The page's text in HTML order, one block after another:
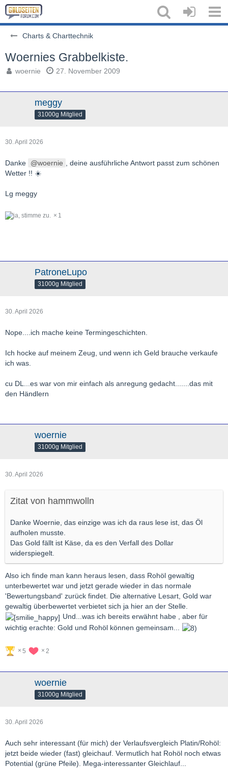
Charts & Charttechnik
Woernies Grabbelkiste.
woernie 27. November 2009
meggy
31000g Mitglied
30. April 2026
Danke woernie
, deine ausführliche Antwort passt zum schönen
Wetter !! ☀️
Lg meggy
1
PatroneLupo
31000g Mitglied
30. April 2026
Nope....ich mache keine Termingeschichten.
Ich hocke auf meinem Zeug, und wenn ich Geld brauche verkaufe
ich was.
cu DL...es war von mir einfach als anregung gedacht.......das mit
den Händlern
woernie
31000g Mitglied
30. April 2026
Zitat von hammwolln
Danke Woernie, das einzige was ich da raus lese ist, das Öl
aufholen musste.
Das Gold fällt ist Käse, da es den Verfall des Dollar
widerspiegelt.
Also ich finde man kann heraus lesen, dass Rohöl gewaltig
unterbewertet war und jetzt gerade wieder in das normale
'Bewertungsband' zurück findet. Die alternative Lesart, Gold war
gewaltig überbewertet verbietet sich ja hier an der Stelle.
Und...was ich bereits erwähnt habe , aber für
wichtig erachte: Gold und Rohöl können gemeinsam...
5 2
woernie
31000g Mitglied
30. April 2026
Auch sehr interessant (für mich) der Verlaufsvergleich Platin/Rohöl:
jetzt beide wieder (fast) gleichauf. Vermutlich hat Rohöl noch etwas
Potential (grüne Pfeile). Mega-interessanter Gleichlauf...